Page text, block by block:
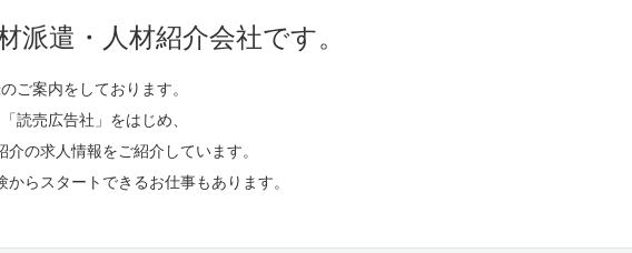
遣・人材紹介会社です。
ご案内をしております。
読売広告社」をはじめ、
の求人情報をご紹介しています。
らスタートできるお仕事もあります。